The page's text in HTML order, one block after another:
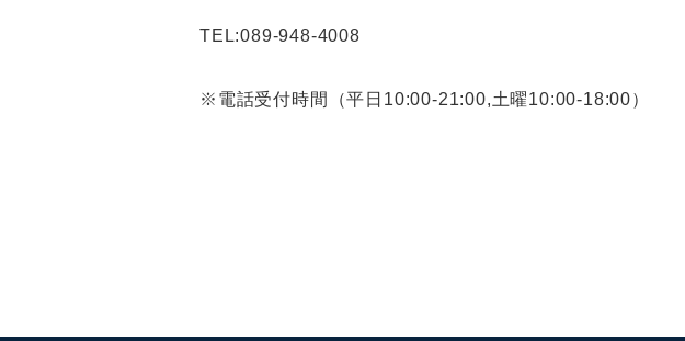
TEL:089-948-4008
※電話受付時間（平日10:00-21:00,土曜10:00-18:00）